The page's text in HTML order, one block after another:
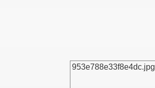
953e788e33f8e4dc.jpg